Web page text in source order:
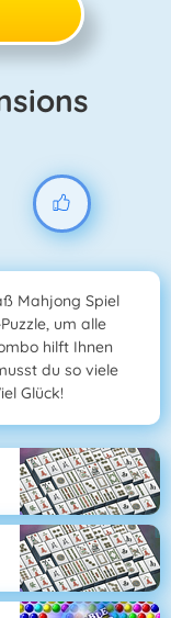
Mahjong Spiel
um alle
hilft Ihnen
du so viele
Glück!